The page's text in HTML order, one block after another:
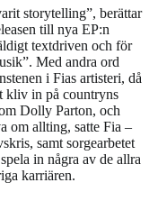
storytelling”, berättar
till nya EP:n
textdriven och för
Med andra ord
i Fias artisteri, då
kliv in på countryns
Dolly Parton, och
om allting, satte Fia –
samt sorgearbetet
in några av de allra
karriären.